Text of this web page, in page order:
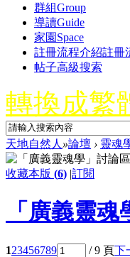
群組Group
導讀Guide
家園 Space
註冊流程介紹註冊
帖子高級搜索
轉換成繁
天地自然人 »論壇 › 靈魂
收藏本版 (6) |訂閱
「廣義靈
123456789 / 9 頁下